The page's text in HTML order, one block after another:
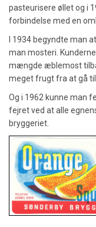
pasteurisere øllet og i
forbindelse med en
I 1934 begyndte man
man mosteri.
mængde æblemost
meget frugt fra at gå til
Og i 1962 kunne man
fejret ved at alle
bryggeriet.